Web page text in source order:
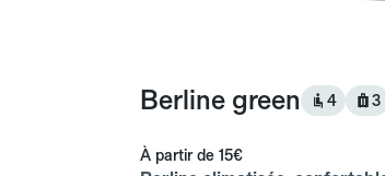
Berline green 4 3
À partir de 15€